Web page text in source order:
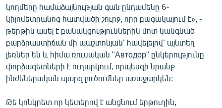
կողմերը համաձայնության գան ընդամենը 6-
կիլոմետրանոց հատվածի շուրջ, որը բացակայում է», -
թերթին ասել է բանակցություններին մոտ կանգնած
բարձրաստիճան մի պաշտոնյան՝ հավելելով՝ այնտեղ
լեռներ են և հիմա ռուսական "Автодор" ընկերությունը
փորձագետների է ուղարկում, որպեսզի նրանք
ինժեներական պարզ լուծումներ առաջարկեն:
Թե կոնկրետ որ կետերով է անցնում երթուղին,